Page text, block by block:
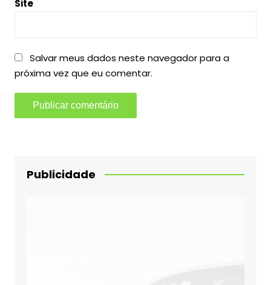
Site
Salvar meus dados neste navegador para a
próxima vez que eu comentar.
Publicidade